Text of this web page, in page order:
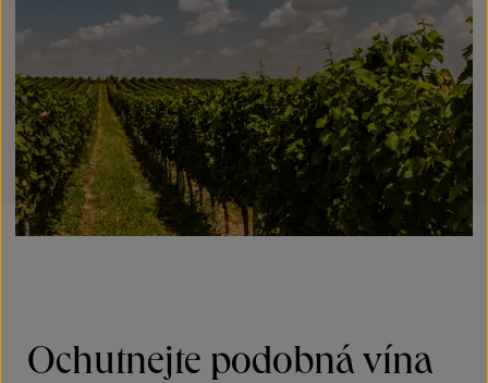
Ochutnejte podobná vína